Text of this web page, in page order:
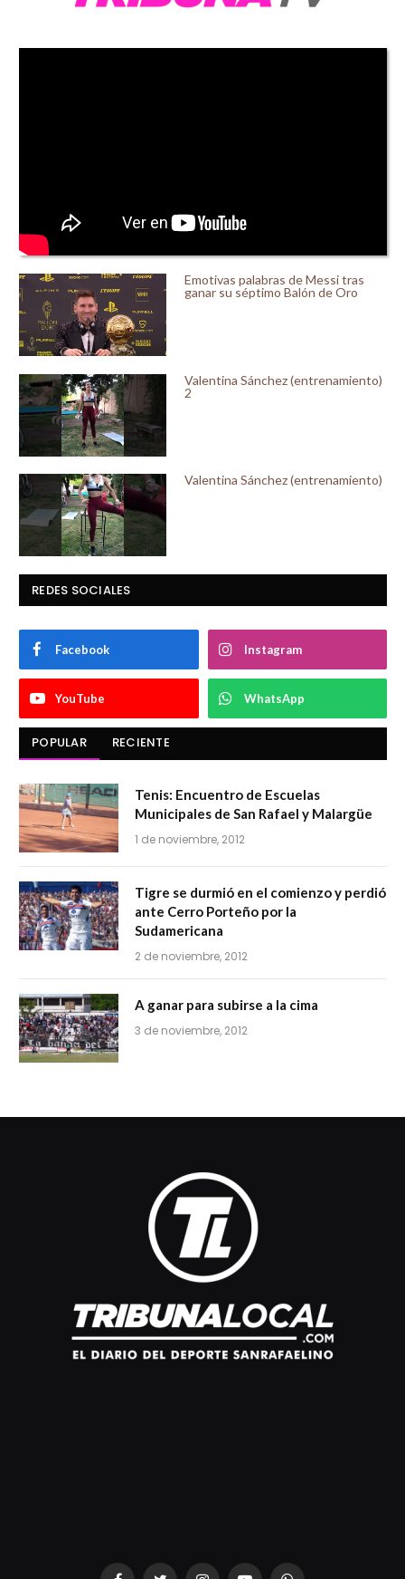
Emotivas palabras de Messi tras
ganar su séptimo Balón de Oro
Valentina Sánchez (entrenamiento)
2
Valentina Sánchez (entrenamiento)
REDES SOCIALES
Facebook Instagram
YouTube WhatsApp
POPULAR RECIENTE
Tenis: Encuentro de Escuelas
Municipales de San Rafael y Malargüe
1 de noviembre, 2012
Tigre se durmió en el comienzo y perdió
ante Cerro Porteño por la
Sudamericana
2 de noviembre, 2012
A ganar para subirse a la cima
3 de noviembre, 2012